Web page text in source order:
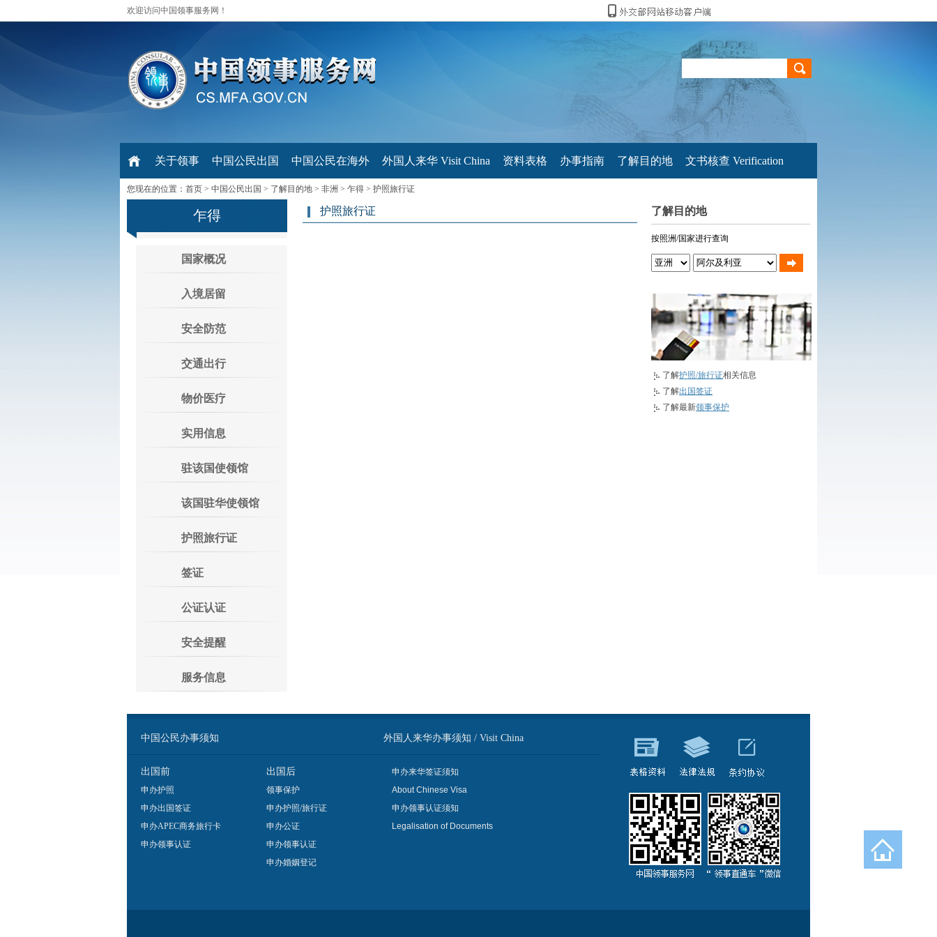
欢迎访问中国领事服务网！
关于领事 中国公民出国 中国公民在海外 外国人来华 Visit China 资料表格 办事指南 了解目的地 文书核查 Verification
您现在的位置： 首页 > 中国公民出国 > 了解目的地 > 非洲 > 乍得 > 护照旅行证
乍得
国家概况
入境居留
安全防范
交通出行
物价医疗
实用信息
驻该国使领馆
该国驻华使领馆
护照旅行证
签证
公证认证
安全提醒
服务信息
护照旅行证 了解目的地
按照洲/国家进行查询
了解护照/旅行证相关信息
了解出国签证
了解最新领事保护
中国公民办事须知 外国人来华办事须知 / Visit China
出国前
申办护照
申办出国签证
申办APEC商务旅行卡
申办领事认证
出国后
领事保护
申办护照/旅行证
申办公证
申办领事认证
申办婚姻登记
申办来华签证须知
About Chinese Visa
申办领事认证须知
Legalisation of Documents